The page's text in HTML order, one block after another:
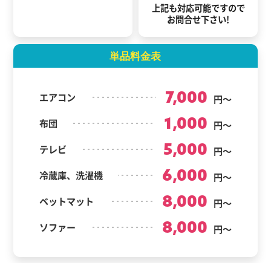
上記も対応可能ですので
お問合せ下さい!
単品料金表
エアコン 7,000 円～
布団
1,000 円～
テレビ
5,000 円～
冷蔵庫、洗濯機
6,000 円～
ベットマット
8,000 円～
ソファー
8,000 円～